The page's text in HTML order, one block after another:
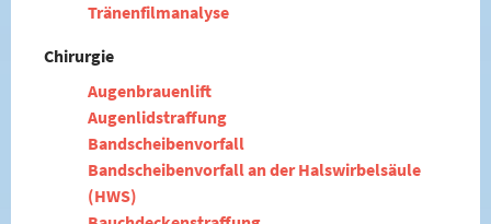
Tränenfilmanalyse
Chirurgie
Augenbrauenlift
Augenlidstraffung
Bandscheibenvorfall
Bandscheibenvorfall an der Halswirbelsäule
(HWS)